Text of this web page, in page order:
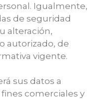
Igualmente,
de seguridad
alteración,
autorizado, de
vigente.
sus datos a
comerciales y